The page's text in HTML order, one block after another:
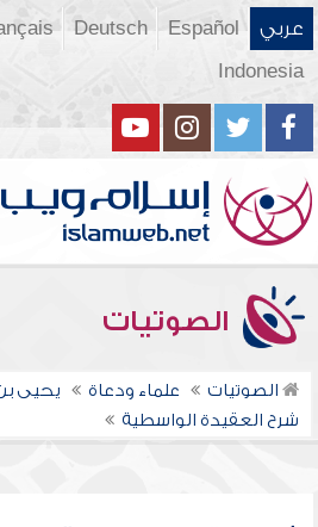
عربي Español
Deutsch
Indonesia
الصوتيات
الصوتيات علماء ودعاة
يحيى
شرح العقيدة الواسطية